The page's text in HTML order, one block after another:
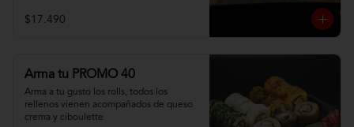
$17.490
Arma tu PROMO 40
Arma a tu gusto los rolls, todos los
rellenos vienen acompañados de queso
crema y ciboulette